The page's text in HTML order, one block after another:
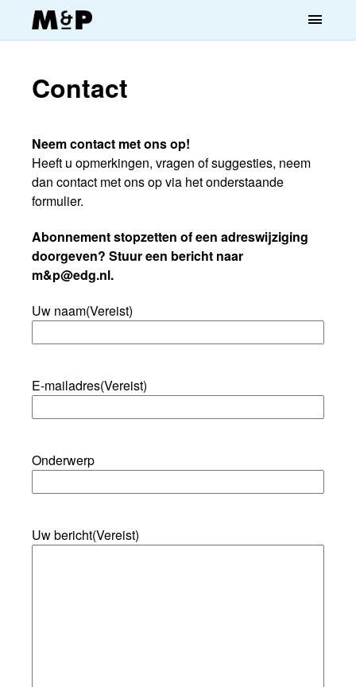
menu
Contact
Neem contact met ons op!
Heeft u opmerkingen, vragen of suggesties, neem
dan contact met ons op via het onderstaande
formulier.
Abonnement stopzetten of een adreswijziging
doorgeven? Stuur een bericht naar
m&p@edg.nl.
Uw naam(Vereist)
E-mailadres(Vereist)
Onderwerp
Uw bericht(Vereist)